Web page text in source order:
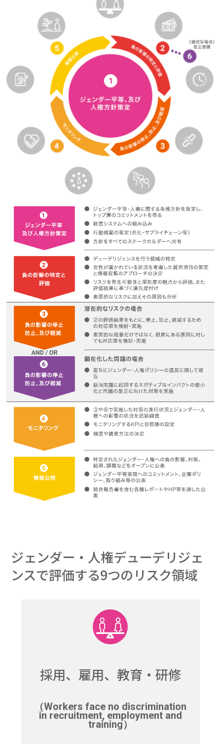
ジェンダー・人権デューデリジェ
ンスで評価する9つのリスク領域
採用、雇用、教育・ 研修
（Workers face no discrimination
in recruitment, employment and
training）